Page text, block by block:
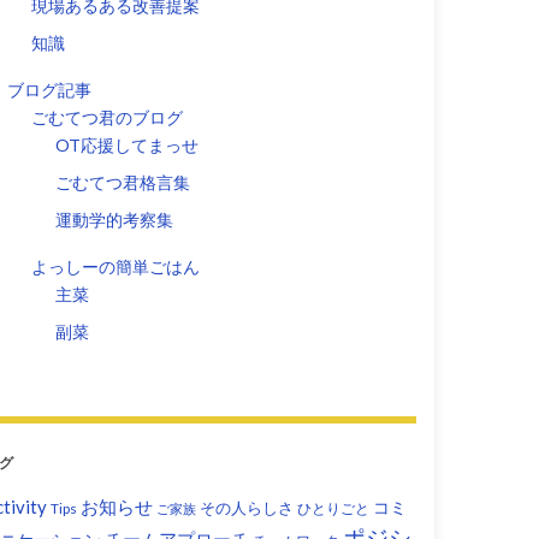
現場あるある改善提案
知識
ブログ記事
ごむてつ君のブログ
OT応援してまっせ
ごむてつ君格言集
運動学的考察集
よっしーの簡単ごはん
主菜
副菜
Tips お知らせ ご家族 その人らしさ ひとりごと コミ